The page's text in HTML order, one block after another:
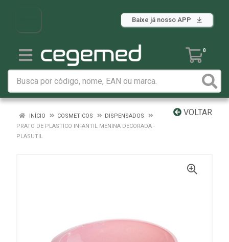
Baixe já nosso APP
0
VOLTAR
INÍCIO COSMETICOS
DISPENSADOS
PRATO DE PLASTICO INFANTIL MENINA DECORADA -
PLASUTIL